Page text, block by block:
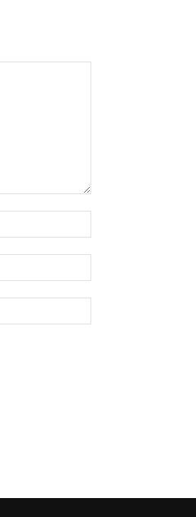
mail:*
Internetowa: